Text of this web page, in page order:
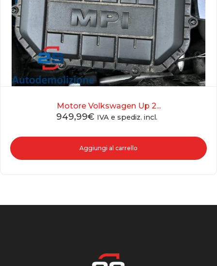
Motore Volkswagen Up 2...
949,99€ IVA e spediz. incl.
Aggiungi al carrello